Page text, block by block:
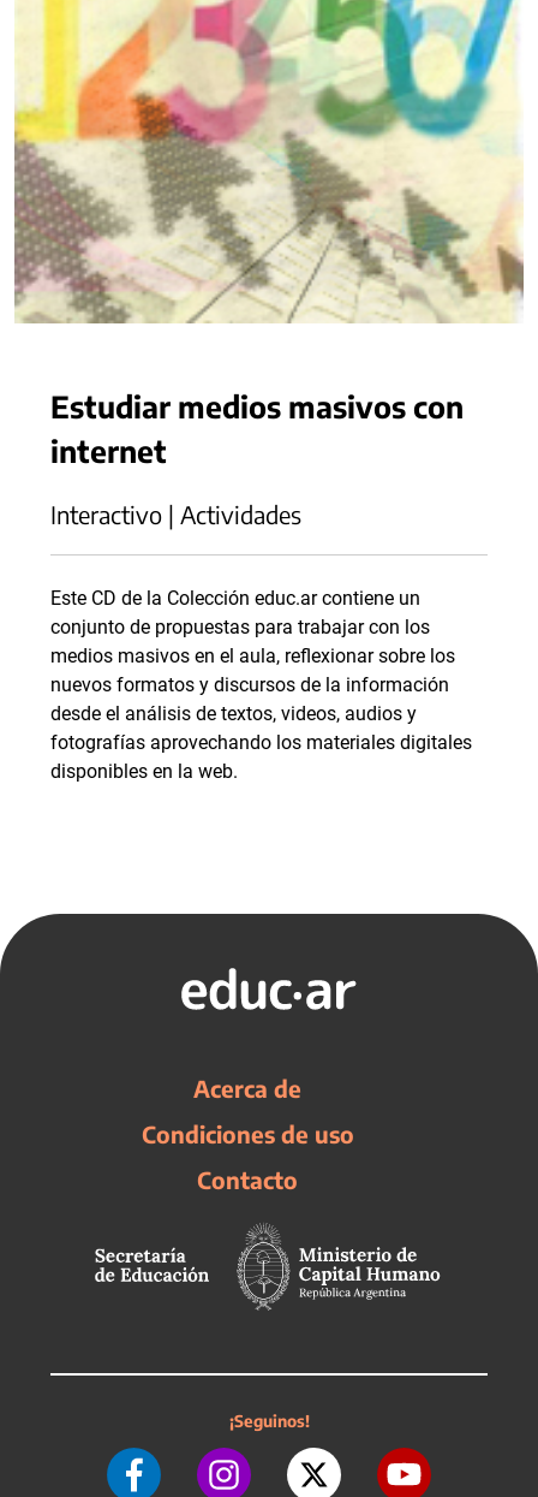
Estudiar medios masivos con
internet
Interactivo | Actividades
Este CD de la Colección educ.ar contiene un
conjunto de propuestas para trabajar con los
medios masivos en el aula, reflexionar sobre los
nuevos formatos y discursos de la información
desde el análisis de textos, videos, audios y
fotografías aprovechando los materiales digitales
disponibles en la web.
Acerca de
Condiciones de uso
Contacto
¡Seguinos!